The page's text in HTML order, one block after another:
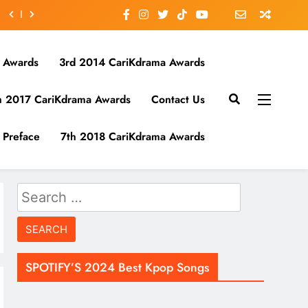
3rd 2014 CariKdrama Awards
2017 CariKdrama Awards Contact Us
Preface 7th 2018 CariKdrama Awards
Search
for:
SPOTIFY’S 2024 Best Kpop Songs